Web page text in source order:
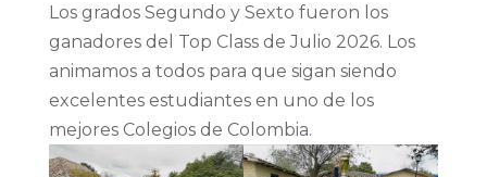
Los grados Segundo y Sexto fueron los
ganadores del Top Class de Julio 2026. Los
animamos a todos para que sigan siendo
excelentes estudiantes en uno de los
mejores Colegios de Colombia.